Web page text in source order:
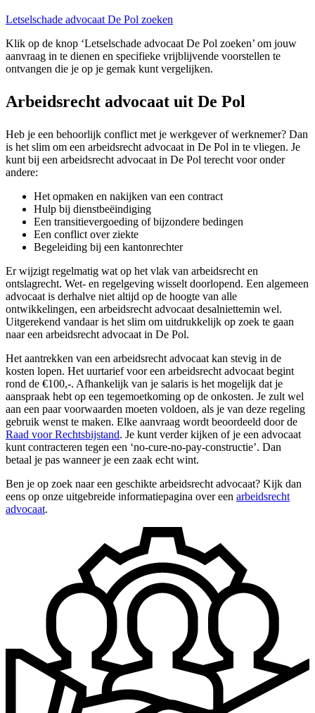
Letselschade advocaat De Pol zoeken
Klik op de knop ‘Letselschade advocaat De Pol zoeken’ om jouw
aanvraag in te dienen en specifieke vrijblijvende voorstellen te
ontvangen die je op je gemak kunt vergelijken.
Arbeidsrecht advocaat uit De Pol
Heb je een behoorlijk conflict met je werkgever of werknemer? Dan
is het slim om een arbeidsrecht advocaat in De Pol in te vliegen. Je
kunt bij een arbeidsrecht advocaat in De Pol terecht voor onder
andere:
Het opmaken en nakijken van een contract
Hulp bij dienstbeëindiging
Een transitievergoeding of bijzondere bedingen
Een conflict over ziekte
Begeleiding bij een kantonrechter
Er wijzigt regelmatig wat op het vlak van arbeidsrecht en
ontslagrecht. Wet- en regelgeving wisselt doorlopend. Een algemeen
advocaat is derhalve niet altijd op de hoogte van alle
ontwikkelingen, een arbeidsrecht advocaat desalniettemin wel.
Uitgerekend vandaar is het slim om uitdrukkelijk op zoek te gaan
naar een arbeidsrecht advocaat in De Pol.
Het aantrekken van een arbeidsrecht advocaat kan stevig in de
kosten lopen. Het uurtarief voor een arbeidsrecht advocaat begint
rond de €100,-. Afhankelijk van je salaris is het mogelijk dat je
aanspraak hebt op een tegemoetkoming op de onkosten. Je zult wel
aan een paar voorwaarden moeten voldoen, als je van deze regeling
gebruik wenst te maken. Elke aanvraag wordt beoordeeld door de
Raad voor Rechtsbijstand. Je kunt verder kijken of je een advocaat
kunt contracteren tegen een ‘no-cure-no-pay-constructie’. Dan
betaal je pas wanneer je een zaak echt wint.
Ben je op zoek naar een geschikte arbeidsrecht advocaat? Kijk dan
eens op onze uitgebreide informatiepagina over een arbeidsrecht
advocaat.